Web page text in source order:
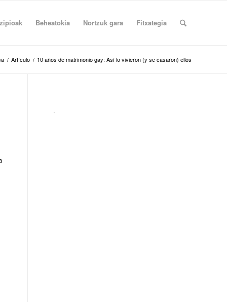
Beheatokia Nortzuk gara Fitxategia
/ Artículo / 10 años de matrimonio gay: Así lo vivieron (y se casaron) ellos
.